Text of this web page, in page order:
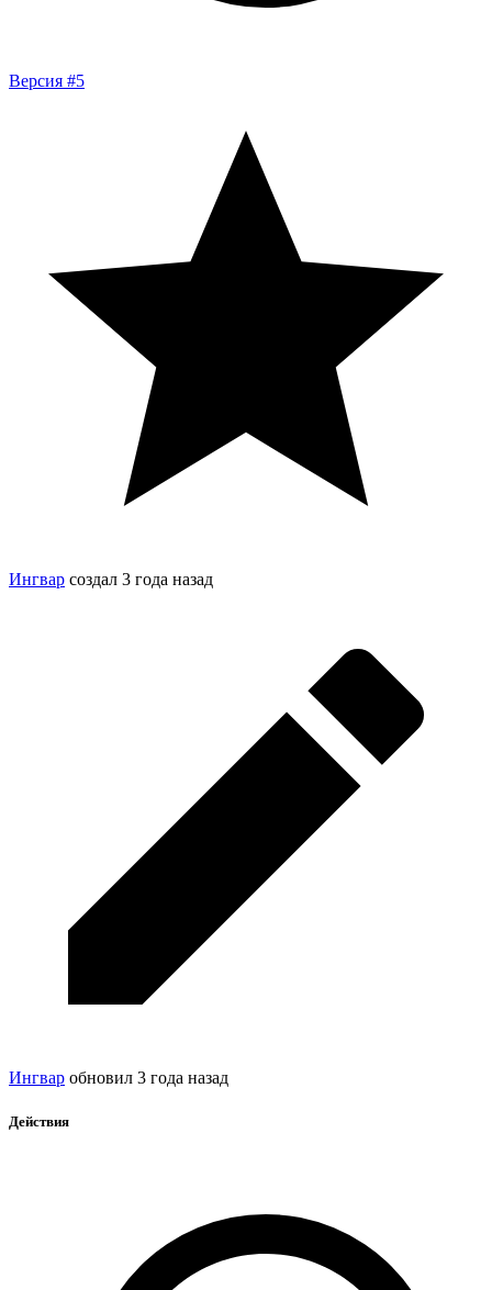
Версия #5
Ингвар создал 3 года назад
Ингвар обновил 3 года назад
Действия